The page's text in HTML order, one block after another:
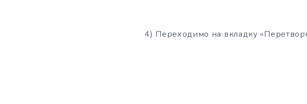
4) Переходимо на вкладку